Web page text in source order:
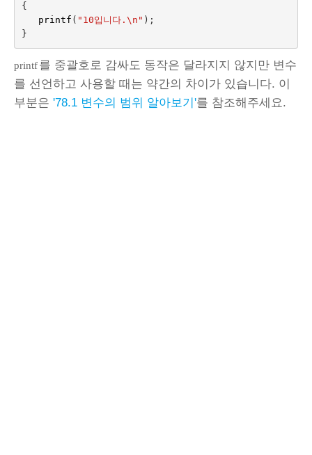
{
printf ( "10입니다. \n " );
}
printf를 중괄호로 감싸도 동작은 달라지지 않지만 변수
를 선언하고 사용할 때는 약간의 차이가 있습니다. 이
부분은 '78.1 변수의 범위 알아보기'를 참조해주세요.